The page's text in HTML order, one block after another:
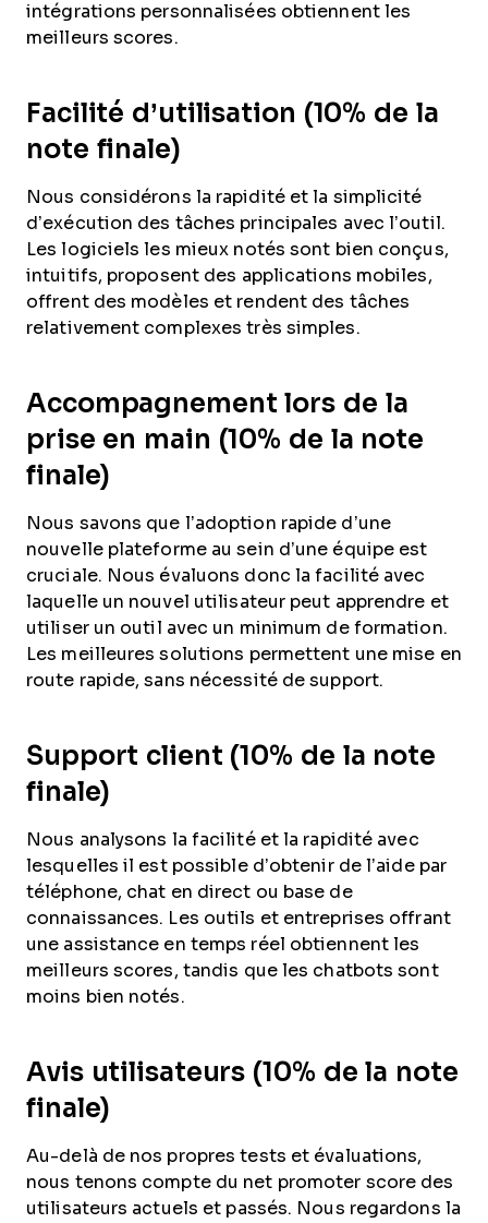
intégrations personnalisées obtiennent les
meilleurs scores.
Facilité d’utilisation (10% de la
note finale)
Nous considérons la rapidité et la simplicité
d’exécution des tâches principales avec l’outil.
Les logiciels les mieux notés sont bien conçus,
intuitifs, proposent des applications mobiles,
offrent des modèles et rendent des tâches
relativement complexes très simples.
Accompagnement lors de la
prise en main (10% de la note
finale)
Nous savons que l’adoption rapide d’une
nouvelle plateforme au sein d’une équipe est
cruciale. Nous évaluons donc la facilité avec
laquelle un nouvel utilisateur peut apprendre et
utiliser un outil avec un minimum de formation.
Les meilleures solutions permettent une mise en
route rapide, sans nécessité de support.
Support client (10% de la note
finale)
Nous analysons la facilité et la rapidité avec
lesquelles il est possible d’obtenir de l’aide par
téléphone, chat en direct ou base de
connaissances. Les outils et entreprises offrant
une assistance en temps réel obtiennent les
meilleurs scores, tandis que les chatbots sont
moins bien notés.
Avis utilisateurs (10% de la note
finale)
Au-delà de nos propres tests et évaluations,
nous tenons compte du net promoter score des
utilisateurs actuels et passés. Nous regardons la